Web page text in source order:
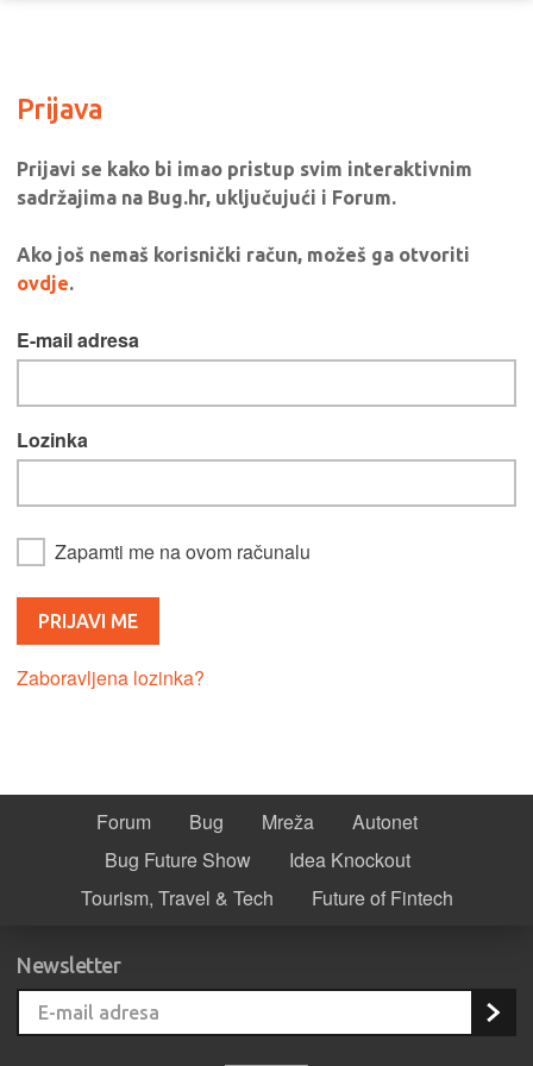
Prijava
Prijavi se kako bi imao pristup svim interaktivnim
sadržajima na Bug.hr, uključujući i Forum.
Ako još nemaš korisnički račun, možeš ga otvoriti
ovdje.
E-mail adresa
Lozinka
Zapamti me na ovom računalu
Zaboravljena lozinka?
Forum Bug Mreža
Autonet
Bug Future Show
Idea Knockout
Tourism, Travel & Tech
Future of Fintech
Newsletter